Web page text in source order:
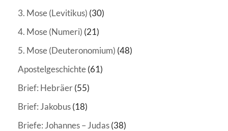
3. Mose (Levitikus) (30)
4. Mose (Numeri) (21)
5. Mose (Deuteronomium) (48)
Apostelgeschichte(61)
Brief: Hebräer(55)
Brief: Jakobus(18)
Briefe: Johannes – Judas(38)